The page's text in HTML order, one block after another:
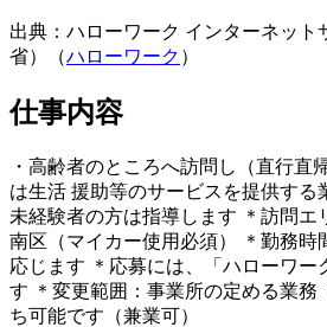
出典：ハローワーク インターネット
省）（ハローワーク ）
仕事内容
・高齢者のところへ訪問し（直行直
は生活 援助等のサービスを提供す
未経験者の方は指導します ＊訪問エ
南区（マイカー使用必須） ＊勤務時
応じます ＊応募には、「ハローワー
す ＊変更範囲：事業所の定める業務
ち可能です（兼業可）